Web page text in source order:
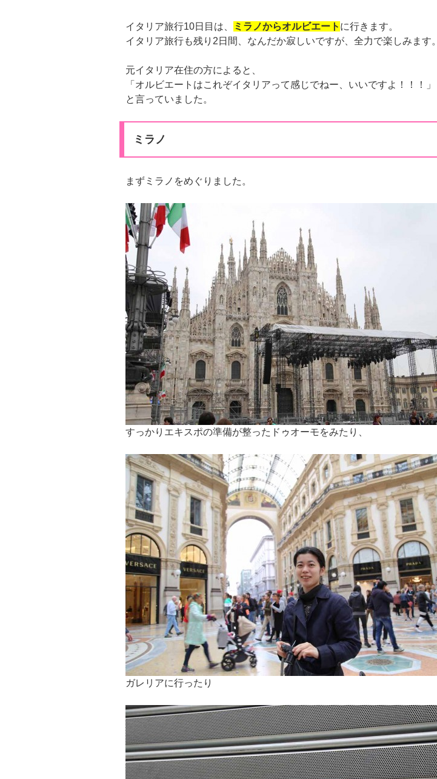
イタリア旅行10日目は、 ミラノからオルビエート に行きます。
イタリア旅行も残り2日間、なんだか寂しいですが、全力で楽しみます。
元イタリア在住の方によると、
「オルビエートはこれぞイタリアって感じでねー、いいですよ！！！」
と言っていました。
ミラノ
まずミラノをめぐりました。
すっかりエキスポの準備が整ったドゥオーモをみたり、
ガレリアに行ったり